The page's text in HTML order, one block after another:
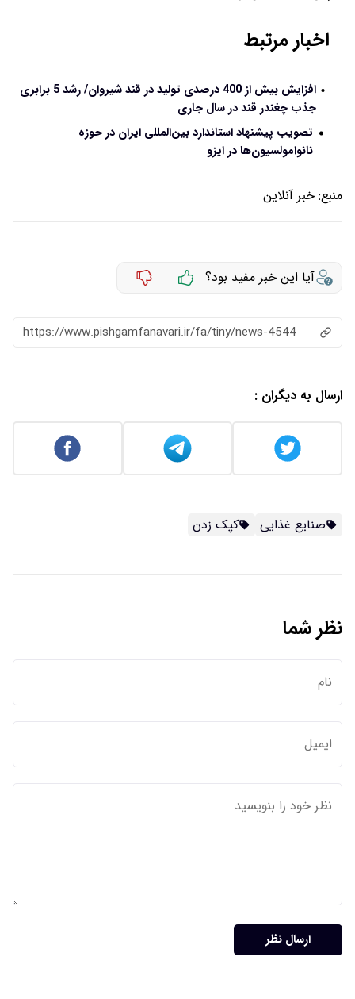
اخبار مرتبط
افزایش بیش از 400 درصدی تولید در قند شیروان/ رشد 5 برابری
جذب چغندر قند در سال جاری
تصویب پیشنهاد استاندارد بین‌المللی ایران در حوزه
نانوامولسیون‌ها در ایزو
منبع: خبر آنلاین
آیا این خبر مفید بود؟
https://www.pishgamfanavari.ir/fa/tiny/news-4544
ارسال به دیگران :
صنایع غذایی کپک زدن
نظر شما
ارسال نظر